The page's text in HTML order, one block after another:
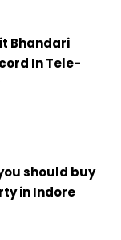
Bhandari
In Tele-
should buy
in Indore